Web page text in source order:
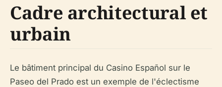
Cadre architectural et
urbain
Le bâtiment principal du Casino Español sur le
Paseo del Prado est un exemple de l'éclectisme